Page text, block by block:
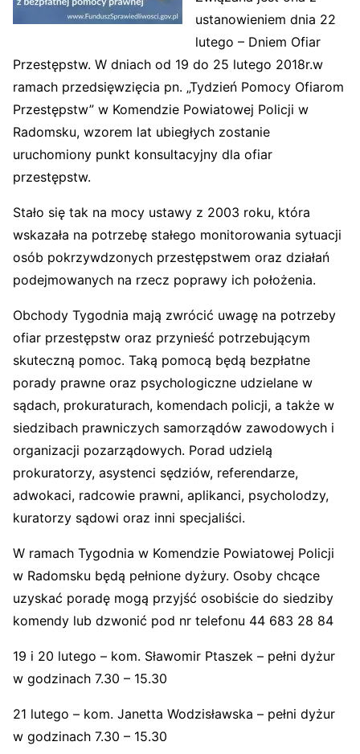
ustanowieniem dnia 22
lutego – Dniem Ofiar
Przestępstw. W dniach od 19 do 25 lutego 2018r.w
ramach przedsięwzięcia pn. „Tydzień Pomocy Ofiarom
Przestępstw” w Komendzie Powiatowej Policji w
Radomsku, wzorem lat ubiegłych zostanie
uruchomiony punkt konsultacyjny dla ofiar
przestępstw.
Stało się tak na mocy ustawy z 2003 roku, która
wskazała na potrzebę stałego monitorowania sytuacji
osób pokrzywdzonych przestępstwem oraz działań
podejmowanych na rzecz poprawy ich położenia.
Obchody Tygodnia mają zwrócić uwagę na potrzeby
ofiar przestępstw oraz przynieść potrzebującym
skuteczną pomoc. Taką pomocą będą bezpłatne
porady prawne oraz psychologiczne udzielane w
sądach, prokuraturach, komendach policji, a także w
siedzibach prawniczych samorządów zawodowych i
organizacji pozarządowych. Porad udzielą
prokuratorzy, asystenci sędziów, referendarze,
adwokaci, radcowie prawni, aplikanci, psycholodzy,
kuratorzy sądowi oraz inni specjaliści.
W ramach Tygodnia w Komendzie Powiatowej Policji
w Radomsku będą pełnione dyżury. Osoby chcące
uzyskać poradę mogą przyjść osobiście do siedziby
komendy lub dzwonić pod nr telefonu 44 683 28 84
19 i 20 lutego – kom. Sławomir Ptaszek – pełni dyżur
w godzinach 7.30 – 15.30
21 lutego – kom. Janetta Wodzisławska – pełni dyżur
w godzinach 7.30 – 15.30